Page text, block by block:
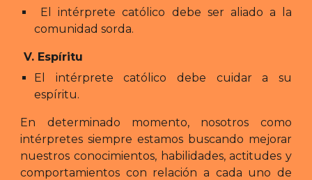
El intérprete católico debe ser aliado a la
comunidad sorda.
V. Espíritu
El intérprete católico debe cuidar a su
espíritu.
En determinado momento, nosotros como
intérpretes siempre estamos buscando mejorar
nuestros conocimientos, habilidades, actitudes y
comportamientos con relación a cada uno de